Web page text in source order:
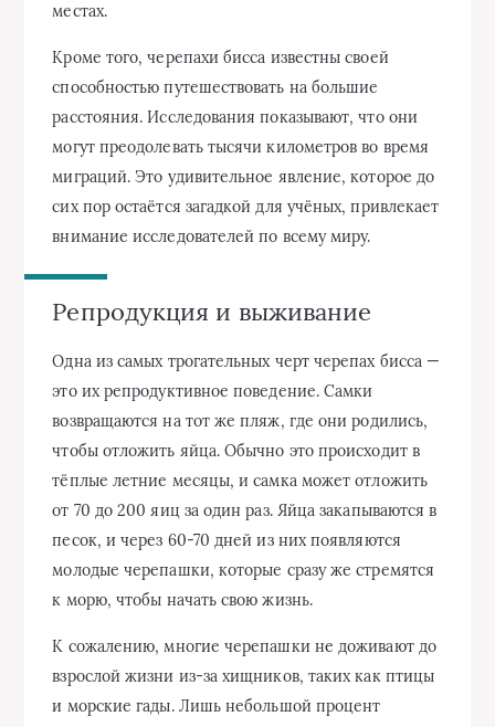
местах.
Кроме того, черепахи бисса известны своей
способностью путешествовать на большие
расстояния. Исследования показывают, что они
могут преодолевать тысячи километров во время
миграций. Это удивительное явление, которое до
сих пор остаётся загадкой для учёных, привлекает
внимание исследователей по всему миру.
Репродукция и выживание
Одна из самых трогательных черт черепах бисса —
это их репродуктивное поведение. Самки
возвращаются на тот же пляж, где они родились,
чтобы отложить яйца. Обычно это происходит в
тёплые летние месяцы, и самка может отложить
от 70 до 200 яиц за один раз. Яйца закапываются в
песок, и через 60-70 дней из них появляются
молодые черепашки, которые сразу же стремятся
к морю, чтобы начать свою жизнь.
К сожалению, многие черепашки не доживают до
взрослой жизни из-за хищников, таких как птицы
и морские гады. Лишь небольшой процент